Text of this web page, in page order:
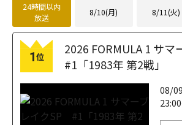
24時間以内
放送
8/10(月) 8/11(火)
1位
2026 FORMULA 1 サ
#1「1983年 第2戦」
08/